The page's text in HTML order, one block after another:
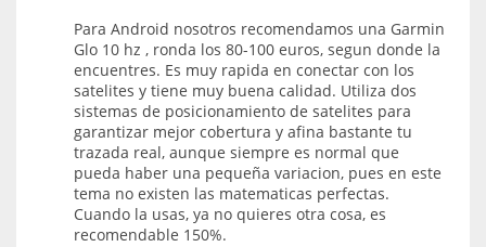
Para Android nosotros recomendamos una Garmin
Glo 10 hz , ronda los 80-100 euros, segun donde la
encuentres. Es muy rapida en conectar con los
satelites y tiene muy buena calidad. Utiliza dos
sistemas de posicionamiento de satelites para
garantizar mejor cobertura y afina bastante tu
trazada real, aunque siempre es normal que
pueda haber una pequeña variacion, pues en este
tema no existen las matematicas perfectas.
Cuando la usas, ya no quieres otra cosa, es
recomendable 150%.